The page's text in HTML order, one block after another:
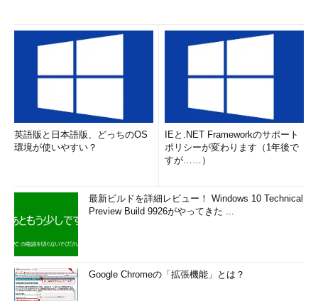
英語版と日本語版、どっちのOS
環境が使いやすい？
IEと.NET Frameworkのサポート
ポリシーが変わります（1年後で
すが……）
最新ビルドを詳細レビュー！ Windows 10 Technical
Preview Build 9926がやってきた ...
Google Chromeの「拡張機能」とは？